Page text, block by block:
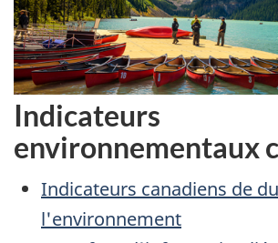
Indicateurs
environnementaux
Indicateurs canadiens de
l'environnement